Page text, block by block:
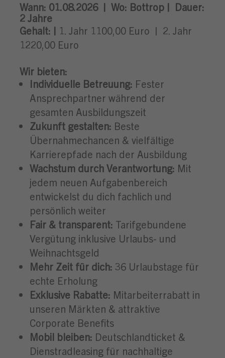
Wann: 01.08.2026 | Wo: Bottrop | Dauer:
2 Jahre
Gehalt: | 1. Jahr 1100,00 Euro | 2. Jahr
1220,00 Euro
Wir bieten:
Individuelle Betreuung: Fester
Ansprechpartner während der
gesamten Ausbildungszeit
Zukunft gestalten: Beste
Übernahmechancen & vielfältige
Karrierepfade nach der Ausbildung
Wachstum durch Verantwortung: Mit
jedem neuen Aufgabenbereich
entwickelst du dich fachlich und
persönlich weiter
Fair & transparent: Tarifgebundene
Vergütung inklusive Urlaubs- und
Weihnachtsgeld
Mehr Zeit für dich: 36 Urlaubstage für
echte Erholung
Exklusive Rabatte: Mitarbeiterrabatt in
unseren Märkten & attraktive
Corporate Benefits
Mobil bleiben: Deutschlandticket &
Dienstradleasing für nachhaltige